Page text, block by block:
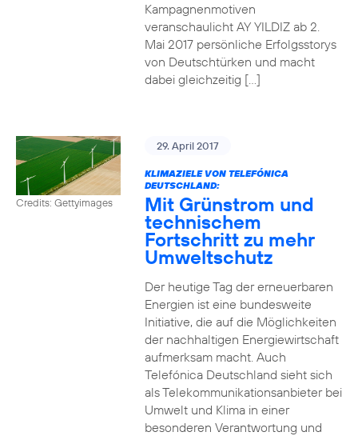
Kampagnenmotiven
veranschaulicht AY YILDIZ ab 2.
Mai 2017 persönliche Erfolgsstorys
von Deutschtürken und macht
dabei gleichzeitig […]
Credits: Gettyimages
29. April 2017
KLIMAZIELE VON TELEFÓNICA
DEUTSCHLAND:
Mit Grünstrom und
technischem
Fortschritt zu mehr
Umweltschutz
Der heutige Tag der erneuerbaren
Energien ist eine bundesweite
Initiative, die auf die Möglichkeiten
der nachhaltigen Energiewirtschaft
aufmerksam macht. Auch
Telefónica Deutschland sieht sich
als Telekommunikationsanbieter bei
Umwelt und Klima in einer
besonderen Verantwortung und